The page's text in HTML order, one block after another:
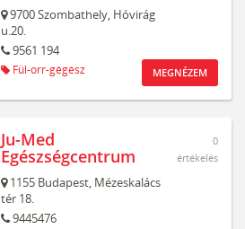
9700Szombathely, Hóvirág
u.20.
9561 194
Fül-orr-gégész MEGNÉZEM
Ju-Med
Egészségcentrum
1155 Budapest, Mézeskalács
tér 18.
9445476
0
értékelés